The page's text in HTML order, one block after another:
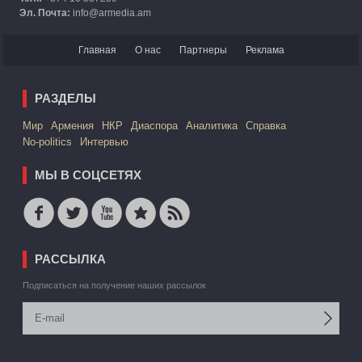
Эл. Почта: info@armedia.am
Главная О нас Партнеры Реклама
РАЗДЕЛЫ
Mир Армения НКР Диаспора Аналитика
Справка
No-politics
Интервью
МЫ В СОЦСЕТЯХ
РАССЫЛКА
Подписаться на получение наших рассылок